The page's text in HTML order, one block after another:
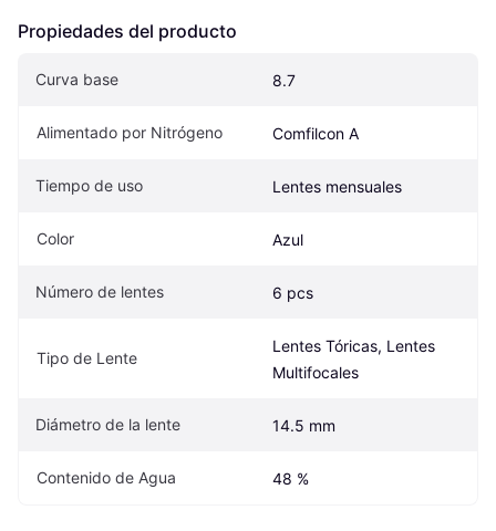
Propiedades del producto
Curva base 8.7
Alimentado por Nitrógeno Comfilcon A
Tiempo de uso Lentes mensuales
Color Azul
Número de lentes 6 pcs
Tipo de Lente
Lentes Tóricas, Lentes
Multifocales
Diámetro de la lente 14.5 mm
Contenido de Agua 48 %